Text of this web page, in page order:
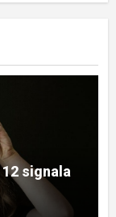
signala